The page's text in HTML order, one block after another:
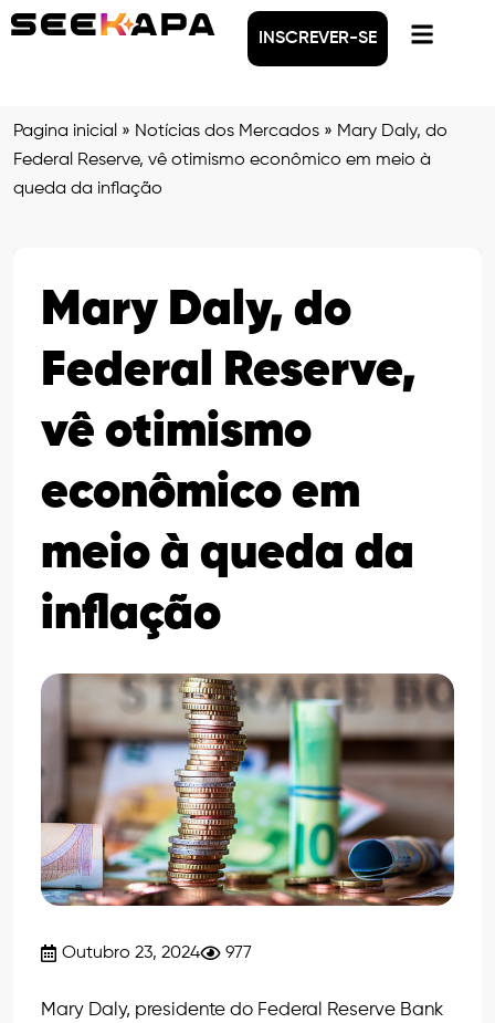
INSCREVER-SE
Pagina inicial » Notícias dos Mercados » Mary Daly, do
Federal Reserve, vê otimismo econômico em meio à
queda da inflação
Mary Daly, do
Federal Reserve,
vê otimismo
econômico em
meio à queda da
inflação
Outubro 23, 2024 977
Mary Daly, presidente do Federal Reserve Bank